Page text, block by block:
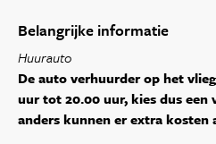
Belangrijke informatie
Huurauto
De auto verhuurder op het
uur tot 20.00 uur, kies dus een
anders kunnen er extra kosten